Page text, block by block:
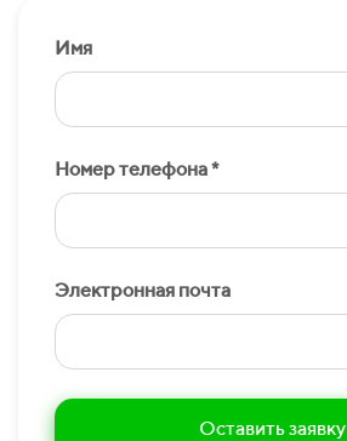
Имя
Номер телефона *
Электронная почта
Оставить заявку